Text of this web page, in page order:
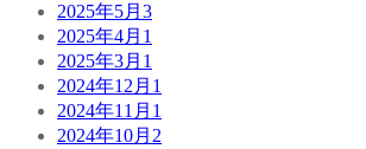
2025年5月 3
2025年4月 1
2025年3月 1
2024年12月 1
2024年11月 1
2024年10月 2